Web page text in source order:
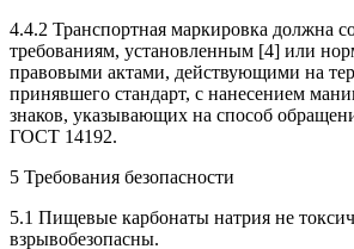
4.4.2 Транспортная маркировка должна
требованиям, установленным [4] или
правовыми актами, действующими на
принявшего стандарт, с нанесением
знаков, указывающих на способ
ГОСТ 14192.
5 Требования безопасности
5.1 Пищевые карбонаты натрия не
взрывобезопасны.